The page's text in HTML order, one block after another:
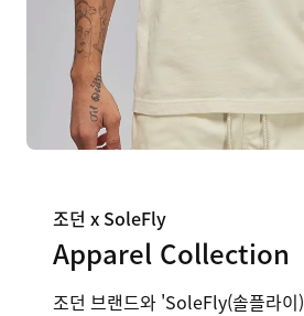
조던 x SoleFly
Apparel Collection
조던 브랜드와 'SoleFly(솔플라이